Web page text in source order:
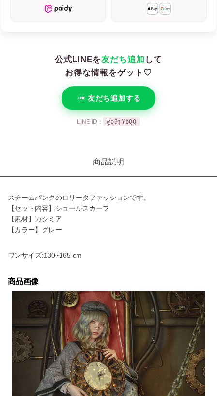
公式LINEを友だち追加 して
お得な情報をゲット♡
友だち追加する
LINE ID： @o9jYbQQ
商品説明
スチームパンクのロリータファッションです。
【セット内容】ショールスカーフ
【素材】カシミア
【カラー】グレー
ワンサイズ:130~165 cm
商品画像